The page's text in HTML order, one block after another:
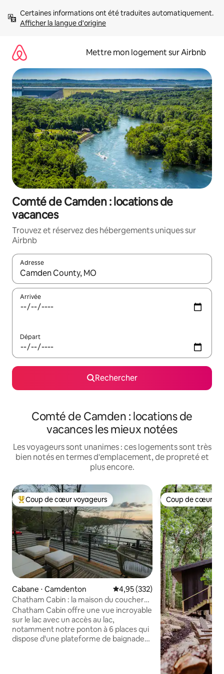
directement
Afficher la langue d'origine
Mettre mon logement sur Airbnb
Comté de Camden : locations de
vacances
Trouvez et réservez des hébergements uniques sur
Airbnb
Adresse
Lorsque les résultats s'affichent, utilisez les flèches vers le
Arrivée
Départ
Rechercher
Comté de Camden : locations de
vacances les mieux notées
Les voyageurs sont unanimes : ces logements sont très
bien notés en termes d'emplacement, de propreté et
plus encore.
Coups de cœur voyageurs les plus appréciés
Coup de cœur voyageurs
Cabane ⋅ Camdenton Évaluation moyenne sur la
4,95 (332)
Chatham Cabin : la maison du coucher
de soleil du Midwest !
Chatham Cabin offre une vue incroyable
sur le lac avec un accès au lac,
notamment notre ponton à 6 places qui
dispose d'une plateforme de baignade
Coup de cœur
Coup de cœur